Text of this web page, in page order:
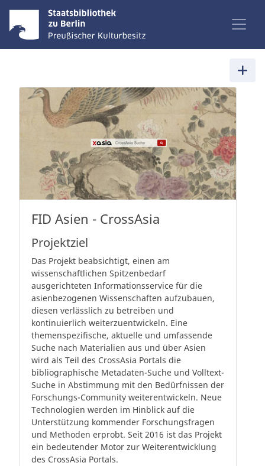
FID Asien - CrossAsia
Projektziel
Das Projekt beabsichtigt, einen am
wissenschaftlichen Spitzenbedarf
ausgerichteten Informationsservice für die
asienbezogenen Wissenschaften aufzubauen,
diesen verlässlich zu betreiben und
kontinuierlich weiterzuentwickeln. Eine
themenspezifische, aktuelle und umfassende
Suche nach Materialien aus und über Asien
wird als Teil des CrossAsia Portals die
bibliographische Metadaten-Suche und Volltext-
Suche in Abstimmung mit den Bedürfnissen der
Forschungs-Community weiterentwickeln. Neue
Technologien werden im Hinblick auf die
Unterstützung kommender Forschungsfragen
und Methoden erprobt. Seit 2016 ist das Projekt
ein bedeutender Motor zur Weiterentwicklung
des CrossAsia Portals.